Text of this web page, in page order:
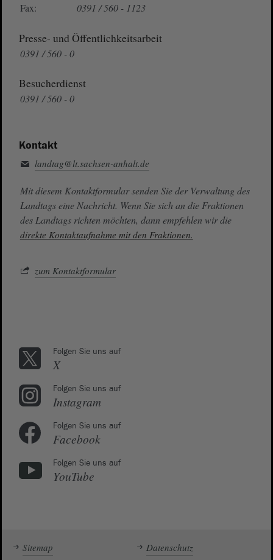
Fax:
0391 / 560 - 1123
Presse- und Öffentlichkeitsarbeit
0391 / 560 - 0
Besucherdienst
0391 / 560 - 0
Kontakt
landtag@lt.sachsen-anhalt.de
Mit diesem Kontaktformular senden Sie der Verwaltung des
Landtags eine Nachricht. Wenn Sie sich an die Fraktionen
des Landtags richten möchten, dann empfehlen wir die
direkte Kontaktaufnahme mit den Fraktionen.
zum Kontaktformular
Folgen Sie uns auf
X
Folgen Sie uns auf
Instagram
Folgen Sie uns auf
Facebook
Folgen Sie uns auf
YouTube
Sitemap Datenschutz